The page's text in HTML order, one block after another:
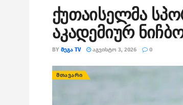
ქუთაისელმა
აკადემიურ
BY ᲛᲔᲒᲐ TV ᲐᲒᲕᲘᲡᲢᲝ 3, 2026 0
ᲛᲗᲐᲕᲐᲠᲘ